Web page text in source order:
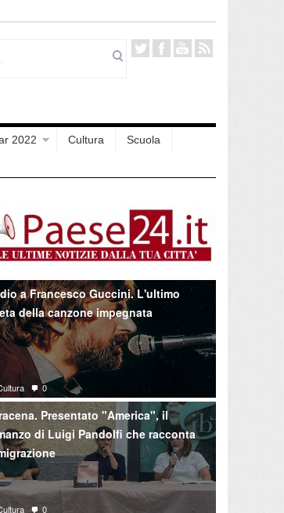
2022 Cultura
Scuola
a Francesco Guccini. L'ultimo
della canzone impegnata
0
Presentato "America", il
di Luigi Pandolfi che racconta
0